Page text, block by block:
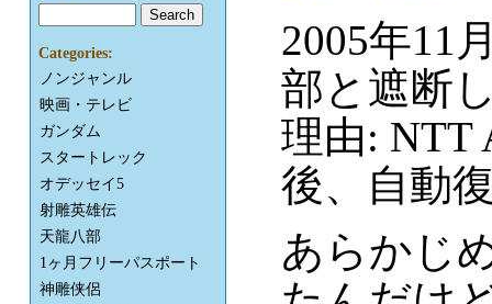
2005年11
部と遮断
理由: NTT
後、自動
あらかじ
Categories:
ノンジャンル
映画・テレビ
ガンダム
スタートレック
オデッセイ5
射雕英雄伝
天龍八部
1ヶ月フリーパスポート
神雕侠侶